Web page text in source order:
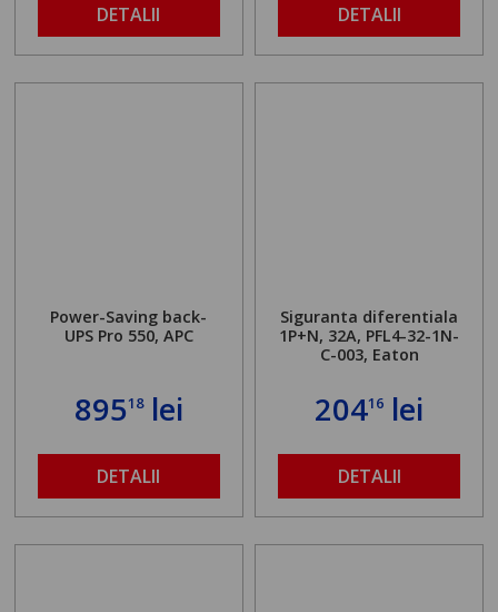
DETALII DETALII
Power-Saving back-
UPS Pro 550, APC
89518lei
DETALII
Siguranta diferentiala
1P+N, 32A, PFL4-32-1N-
C-003, Eaton
20416 lei
DETALII